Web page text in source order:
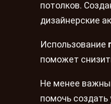
потолков.
дизайнерские
Использование
поможет
Не менее
помочь